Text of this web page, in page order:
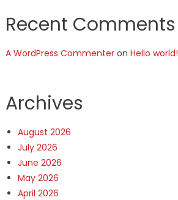
Recent Comments
A WordPress Commenteron Hello world!
Archives
August 2026
July 2026
June 2026
May 2026
April 2026